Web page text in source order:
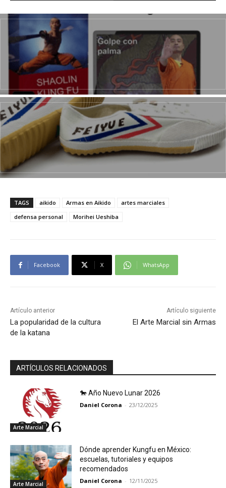
TAGS aikido Armas en Aikido
artes marciales
defensa personal
Morihei Ueshiba
Facebook X WhatsApp
Artículo anterior
La popularidad de la cultura
de la katana
Artículo siguiente
El Arte Marcial sin Armas
ARTÍCULOS RELACIONADOS
Arte Marcial
🐎 Año Nuevo Lunar 2026
Daniel Corona - 23/12/2025
Arte Marcial
Dónde aprender Kungfu en México:
escuelas, tutoriales y equipos
recomendados
Daniel Corona - 12/11/2025